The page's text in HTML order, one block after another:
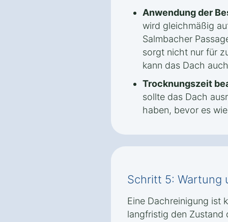
Anwendung der
wird gleichmäßig
Salmbacher
sorgt nicht nur für
kann das Dach
Trocknungszeit
sollte das Dach
haben, bevor es
Schritt 5: Wartung
Eine Dachreinigung ist
langfristig den Zustand